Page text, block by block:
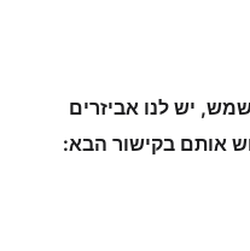
יש לנו אביזרים
אותם בקישור הבא: